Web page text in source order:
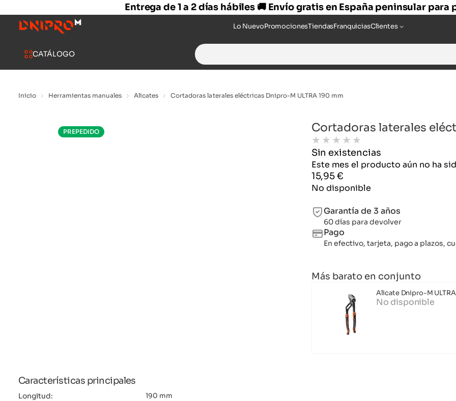
Entrega de 1 a 2 días hábiles 🚚 Envío gratis en España peninsular para
Lo NuevoPromocionesTiendasFranquiciasClientes
CATÁLOGO
Search
for:
Inicio Herramientas manuales Alicates Cortadoras laterales eléctricas Dnipro-M ULTRA 190 mm
PREPEDIDO
Características principales
Longitud: 190 mm
Cortadoras laterales
★ ★ ★ ★ ★
Sin existencias
Este mes el producto aún no ha
15,95€
No disponible
Garantía de 3 años
60 días para devolver
Pago
En efectivo, tarjeta, pago a plazos,
Más barato en conjunto
Alicate Dnipro-M
No disponible